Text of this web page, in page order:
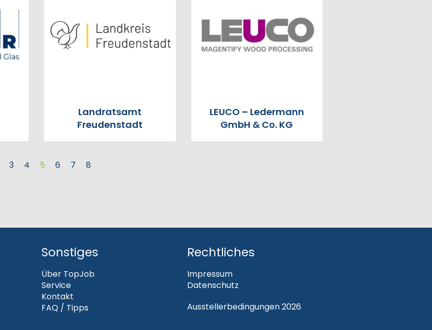
Landratsamt
Freudenstadt
LEUCO – Ledermann
GmbH & Co. KG
3 4 5 6 7 8
Sonstiges
Über TopJob
Service
Kontakt
FAQ / Tipps
Rechtliches
Impressum
Datenschutz
Aussteller­bedingungen 2026